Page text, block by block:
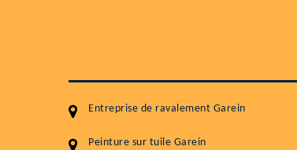
Entreprise de ravalement Garein
Peinture sur tuile Garein